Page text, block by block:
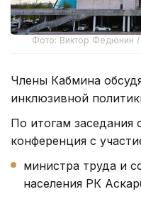
Фото: Виктор Федюнин /
Члены Кабмина
инклюзивной
По итогам заседания
конференция с
министра труда и
населения РК